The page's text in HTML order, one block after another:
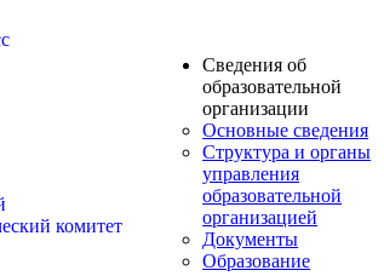
Сведения об
образовательной
организации
Основные сведения
Структура и органы
управления
образовательной
организацией
Документы
Образование